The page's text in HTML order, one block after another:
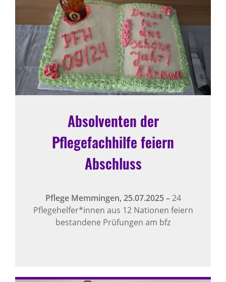
Absolventen der
Pflegefachhilfe feiern
Abschluss
Pflege Memmingen, 25.07.2025–24
Pflegehelfer*innen aus 12 Nationen feiern
bestandene Prüfungen am bfz